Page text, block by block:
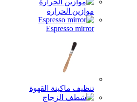
موازين الحرارة
Espresso mirror
تنظيف ماكينة القهوة